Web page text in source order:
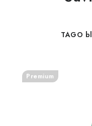
TAGO
Premium